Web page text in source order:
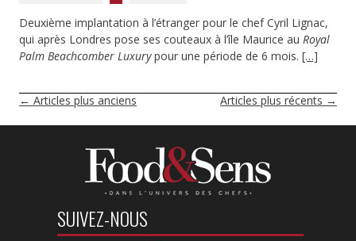
Deuxième implantation à l’étranger pour le chef Cyril Lignac,
qui après Londres pose ses couteaux à l’île Maurice au Royal
Palm Beachcomber Luxurypour une période de 6 mois. […]
NAVIGATION
DES
← Articles plus anciens Articles plus récents →
SUIVEZ-NOUS